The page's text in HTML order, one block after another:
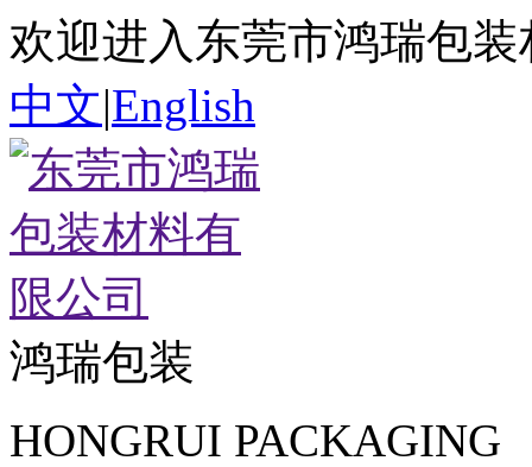
欢迎进入东莞市鸿瑞包
中文|English
鸿瑞包装
HONGRUI PACKAGING